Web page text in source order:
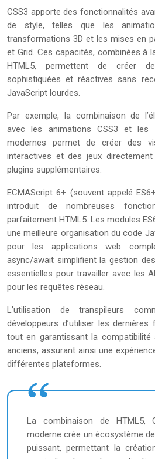
CSS3 apporte des fonctionnalités
de style, telles que les
transformations 3D et les mises en
et Grid. Ces capacités, combinées à
HTML5, permettent de créer
sophistiquées et réactives sans
JavaScript lourdes.
Par exemple, la combinaison de
avec les animations CSS3 et les
modernes permet de créer des
interactives et des jeux
plugins supplémentaires.
ECMAScript 6+ (souvent appelé
introduit de nombreuses
parfaitement HTML5. Les modules
une meilleure organisation du code
pour les applications web
async/await simplifient la gestion
essentielles pour travailler avec les
pour les requêtes réseau.
L’utilisation de transpileurs
développeurs d’utiliser les
tout en garantissant la compatibilité
anciens, assurant ainsi une
différentes plateformes.
La combinaison de HTML5,
moderne crée un écosystème
puissant, permettant la